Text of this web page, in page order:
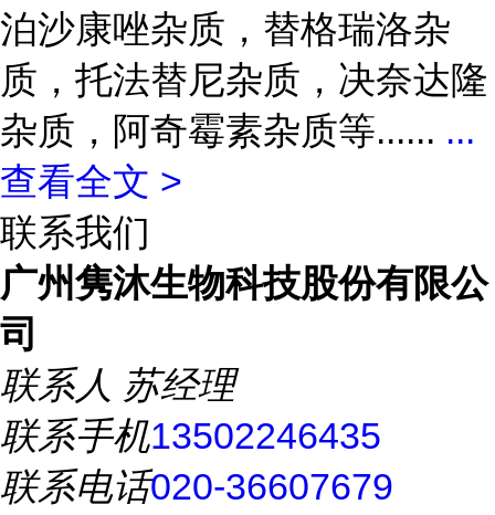
泊沙康唑杂质，替格瑞洛杂
质，托法替尼杂质，决奈达隆
杂质，阿奇霉素杂质等...... ...
查看全文 >
联系我们
广州隽沐生物科技股份有限公
司
联系人 苏经理
联系手机13502246435
联系电话020-36607679